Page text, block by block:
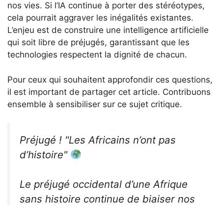
nos vies. Si l’IA continue à porter des stéréotypes,
cela pourrait aggraver les inégalités existantes.
L’enjeu est de construire une intelligence artificielle
qui soit libre de préjugés, garantissant que les
technologies respectent la dignité de chacun.
Pour ceux qui souhaitent approfondir ces questions,
il est important de partager cet article. Contribuons
ensemble à sensibiliser sur ce sujet critique.
Préjugé ! "Les Africains n’ont pas
d’histoire"
Le préjugé occidental d’une Afrique
sans histoire continue de biaiser nos